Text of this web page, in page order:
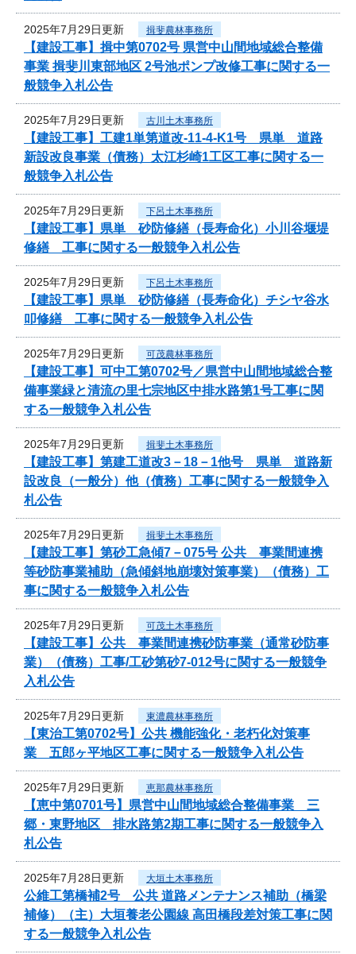
2025年7月29日更新 揖斐農林事務所
【建設工事】揖中第0702号 県営中山間地域総合整備
事業 揖斐川東部地区 2号池ポンプ改修工事に関する一
般競争入札公告
2025年7月29日更新 古川土木事務所
【建設工事】工建1単第道改-11-4-K1号 県単 道路
新設改良事業（債務）太江杉崎1工区工事に関する一
般競争入札公告
2025年7月29日更新 下呂土木事務所
【建設工事】県単 砂防修繕（長寿命化）小川谷堰堤
修繕 工事に関する一般競争入札公告
2025年7月29日更新 下呂土木事務所
【建設工事】県単 砂防修繕（長寿命化）チシヤ谷水
叩修繕 工事に関する一般競争入札公告
2025年7月29日更新 可茂農林事務所
【建設工事】可中工第0702号／県営中山間地域総合整
備事業緑と清流の里七宗地区中排水路第1号工事に関
する一般競争入札公告
2025年7月29日更新 揖斐土木事務所
【建設工事】第建工道改3－18－1他号 県単 道路新
設改良（一般分）他（債務）工事に関する一般競争入
札公告
2025年7月29日更新 揖斐土木事務所
【建設工事】第砂工急傾7－075号 公共 事業間連携
等砂防事業補助（急傾斜地崩壊対策事業）（債務）工
事に関する一般競争入札公告
2025年7月29日更新 可茂土木事務所
【建設工事】公共 事業間連携砂防事業（通常砂防事
業）（債務）工事/工砂第砂7-012号に関する一般競争
入札公告
2025年7月29日更新 東濃農林事務所
【東治工第0702号】公共 機能強化・老朽化対策事
業 五郎ヶ平地区工事に関する一般競争入札公告
2025年7月29日更新 恵那農林事務所
【恵中第0701号】県営中山間地域総合整備事業 三
郷・東野地区 排水路第2期工事に関する一般競争入
札公告
2025年7月28日更新 大垣土木事務所
公維工第橋補2号 公共 道路メンテナンス補助（橋梁
補修）（主）大垣養老公園線 高田橋段差対策工事に関
する一般競争入札公告